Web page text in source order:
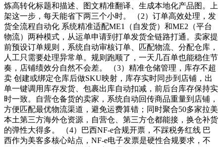
炼高转化标题和描述、图文精准翻译、生成本地化产品图。上
架这一步，每天能省下两三个小时。 （2）订单高效处理，发
货全流程自动化 系统精准适配ME1（自发货）和ME2（平台
物流）两种模式，从运单申请到打单发货全链路打通。卖家提
前预设订单规则，系统自动审核订单、匹配物流、分配仓库，
人工只需要处理异常单。规则跑顺了，一天几百单也能稳住节
奏，店铺绩效分自然不会差。 （3）精准仓储管理，库存不超
卖 创建或绑定仓库后做SKU映射，库存实时同步到店铺，出
单一键调用库存发货、包裹出库自动扣减，前后台库存保持实
时一致。自营仓备货的卖家，系统自动回传商品重量到店铺，
方便匹配最优物流渠道，避免运费算错；同时聚合50多家拉美
本土第三方海外仓资源，自营仓、第三方仓都能接，换仓补货
的弹性大得多。 （4）巴西NF-e合规开票，不踩税务红线 巴
西作为美客多核心站点，NF-e电子发票是硬性合规要求，不